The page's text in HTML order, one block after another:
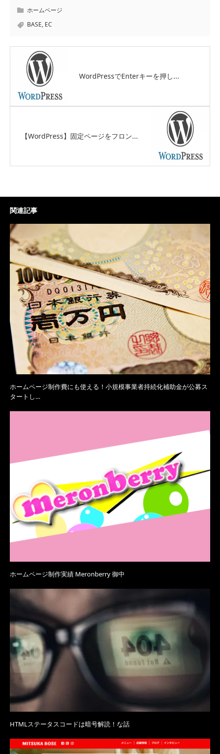
ホームページ
BASE, EC
WordPressでEnterキーを押し...
【WordPress】固定ページをフロン...
関連記事
ホームページ制作費にも使える！小規模事業者持続化補助金が公募ス
タートし…
ホームページ制作実績 Meronberry 御中
HTMLステータスコードは暗号解読！な話